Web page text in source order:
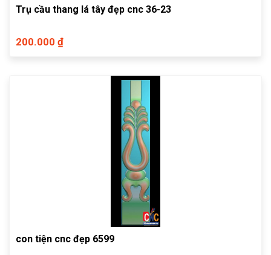
Trụ cầu thang lá tây đẹp cnc 36-23
200.000 ₫
con tiện cnc đẹp 6599